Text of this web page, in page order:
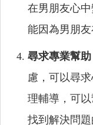
在男朋友心
能因為男朋友
尋求專業幫助
慮，可以尋
理輔導，可
找到解決問題